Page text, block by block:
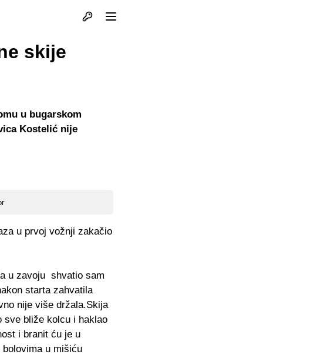
Otvori profil
skije
u bugarskom
Kostelić nije
u prvoj vožnji zakačio
u zavoju shvatio sam
starta zahvatila
nije više držala.Skija
sve bliže kolcu i haklao
i branit ću je u
u mišiću